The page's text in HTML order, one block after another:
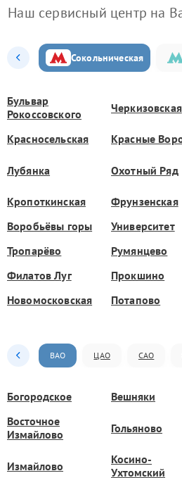
Наш сервисный центр на
Сокольническая
Бульвар
Рокоссовского
Черкизовская
Красносельская
Красные
Лубянка Охотный Ряд
Кропоткинская
Фрунзенская
Воробьёвы горы
Университет
Тропарёво
Румянцево
Филатов Луг
Прокшино
Новомосковская
Потапово
ВАО ЦАО САО
Богородское Вешняки
Восточное
Измайлово
Гольяново
Измайлово
Косино-
Ухтомский